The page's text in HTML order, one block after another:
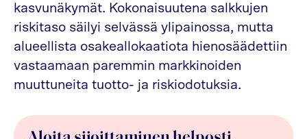
kasvunäkymät. Kokonaisuutena salkkujen
riskitaso säilyi selvässä ylipainossa, mutta
alueellista osakeallokaatiota hienosäädettiin
vastaamaan paremmin markkinoiden
muuttuneita tuotto- ja riskiodotuksia.